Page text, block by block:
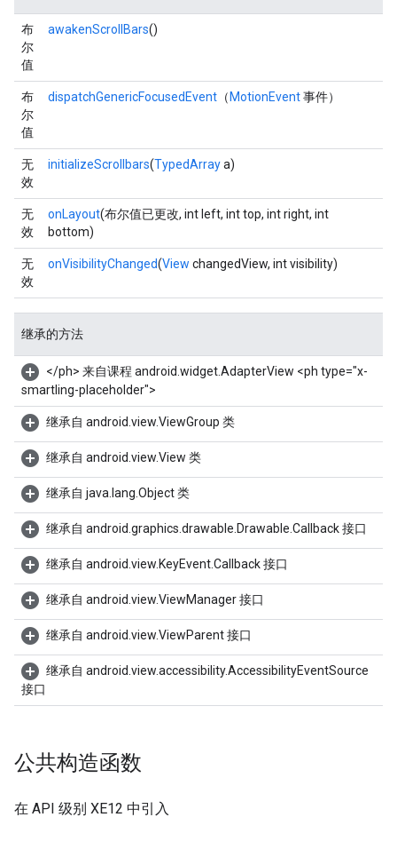
布
尔
值
awakenScrollBars()
布
尔
值
dispatchGenericFocusedEvent （ MotionEvent事件）
无
效
initializeScrollbars(TypedArraya)
无
效
onLayout(布尔值已更改, int left, int top, int right, int
bottom)
无
效
onVisibilityChanged(View changedView, int visibility)
继承的方法
</ph> 来自课程 android.widget.AdapterView <ph type="x-
smartling-placeholder">
继承自 android.view.ViewGroup 类
继承自 android.view.View 类
继承自 java.lang.Object 类
继承自 android.graphics.drawable.Drawable.Callback 接口
继承自 android.view.KeyEvent.Callback 接口
继承自 android.view.ViewManager 接口
继承自 android.view.ViewParent 接口
继承自 android.view.accessibility.AccessibilityEventSource
接口
公共构造函数
在 API 级别 XE12 中引入